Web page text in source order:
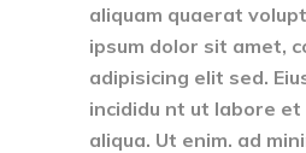
aliquam quaerat
ipsum dolor sit amet,
adipisicing elit sed.
incididu nt ut labore
aliqua. Ut enim. ad